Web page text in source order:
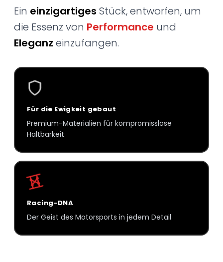
Ein einzigartiges Stück, entworfen, um
die Essenz von Performance und
Eleganz einzufangen.
Für die Ewigkeit gebaut
Premium-Materialien für kompromisslose
Haltbarkeit
Racing-DNA
Der Geist des Motorsports in jedem Detail